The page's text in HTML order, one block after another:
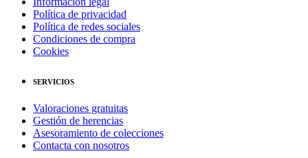
Política de privacidad
Política de redes sociales
Condiciones de compra
Cookies
SERVICIOS
Valoraciones gratuitas
Gestión de herencias
Asesoramiento de colecciones
Contacta con nosotros